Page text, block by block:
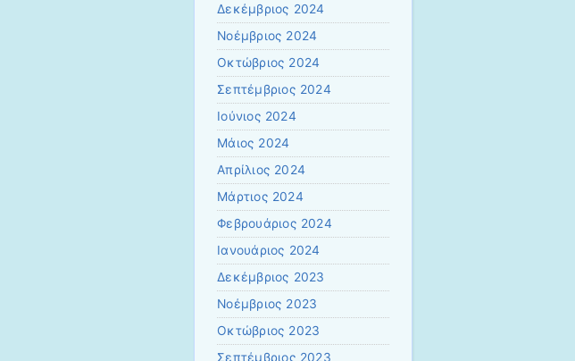
Δεκέμβριος 2024
Νοέμβριος 2024
Οκτώβριος 2024
Σεπτέμβριος 2024
Ιούνιος 2024
Μάιος 2024
Απρίλιος 2024
Μάρτιος 2024
Φεβρουάριος 2024
Ιανουάριος 2024
Δεκέμβριος 2023
Νοέμβριος 2023
Οκτώβριος 2023
Σεπτέμβριος 2023